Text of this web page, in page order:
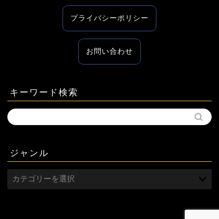
プライバシーポリシー
お問い合わせ
キーワード検索
ジャンル